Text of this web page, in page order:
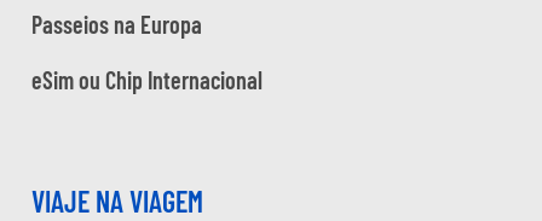
Passeios na Europa
eSim ou Chip Internacional
VIAJE NA VIAGEM